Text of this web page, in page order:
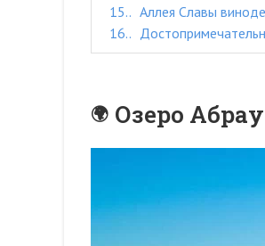
15.
Аллея Славы
16.
Озеро